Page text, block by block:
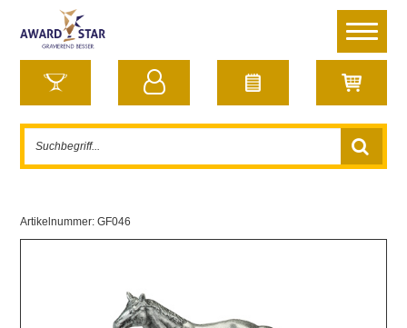
Artikelnummer: GF046